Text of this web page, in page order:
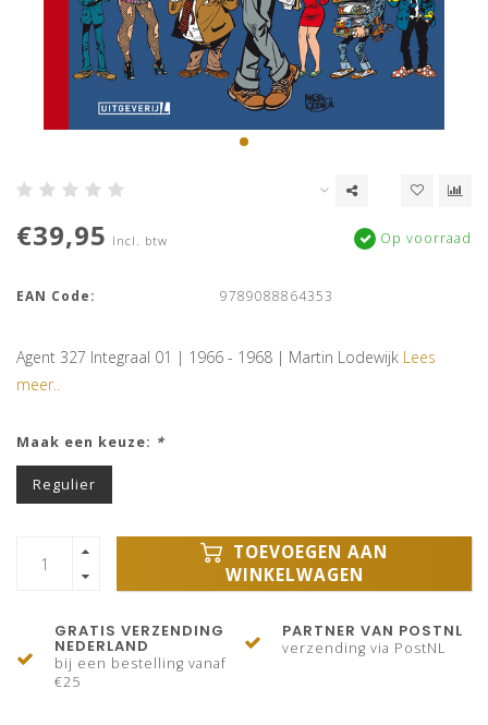
€39,95 Incl. btw Op voorraad
EAN Code: 9789088864353
Agent 327 Integraal 01 | 1966 - 1968 | Martin Lodewijk Lees
meer..
Maak een keuze: *
Regulier
TOEVOEGEN AAN
WINKELWAGEN
GRATIS VERZENDING
NEDERLAND
bij een bestelling vanaf
€25
PARTNER VAN POSTNL
verzending via PostNL